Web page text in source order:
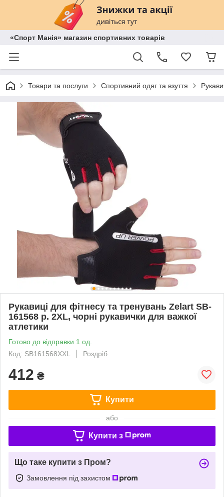
«Спорт Манія» магазин спортивних товарів
Товари та послуги Спортивний одяг та взуття
Рукавиці для фітнесу та тренувань Zelart SB-
161568 р. 2XL, чорні рукавички для важкої
атлетики
Готово до відправки 1 од.
Код: SB161568XXL
Роздріб
412 ₴
Купити
або
Купити з
Що таке купити з Пром?
Замовлення під захистом